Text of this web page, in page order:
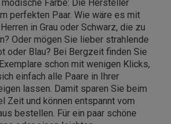
Farbe: Die Hersteller
perfekten Paar. Wie wäre es mit
in Grau oder Schwarz, die zu
Oder mögen Sie lieber strahlende
oder Blau? Bei Bergzeit finden Sie
schon mit wenigen Klicks,
einfach alle Paare in Ihrer
lassen. Damit sparen Sie beim
Zeit und können entspannt vom
bestellen. Für ein paar schöne